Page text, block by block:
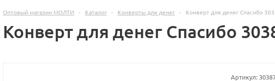
Оптовый магазин МОЛТИ - Каталог - Конверты для денег - Конверт для денег Спасибо
Конверт для денег Спасибо
Артикул: